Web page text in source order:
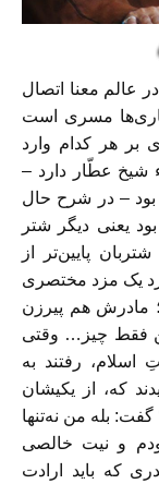
عالم معنا اتصال
مسری است
بر هر کدام وارد
شیخ عطّار دارد –
– در شرح حال
یعنی دیگر شتر
پایین‌تر از
یک مزد مختصری
مادرش هم پیرزن
فقط چیز… وقتی
اسلام، رفتند به
که، از یکیشان
بله من نه‌تنها
و نیت خالصی
که باید ارادت